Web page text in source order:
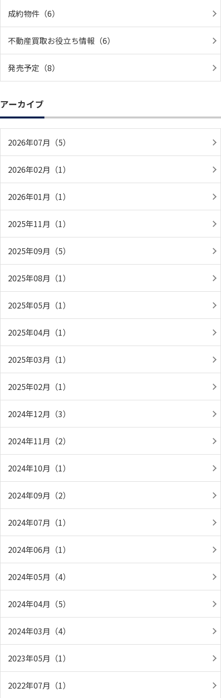
成約物件（6）
不動産買取お役立ち情報（6）
発売予定（8）
アーカイブ
2026年07月（5）
2026年02月（1）
2026年01月（1）
2025年11月（1）
2025年09月（5）
2025年08月（1）
2025年05月（1）
2025年04月（1）
2025年03月（1）
2025年02月（1）
2024年12月（3）
2024年11月（2）
2024年10月（1）
2024年09月（2）
2024年07月（1）
2024年06月（1）
2024年05月（4）
2024年04月（5）
2024年03月（4）
2023年05月（1）
2022年07月（1）